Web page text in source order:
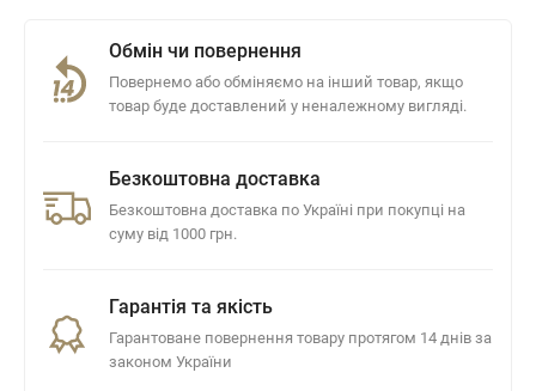
Обмін чи повернення
Повернемо або обміняємо на інший товар, якщо
товар буде доставлений у неналежному вигляді.
Безкоштовна доставка
Безкоштовна доставка по Україні при покупці на
суму від 1000 грн.
Гарантія та якість
Гарантоване повернення товару протягом 14 днів за
законом України